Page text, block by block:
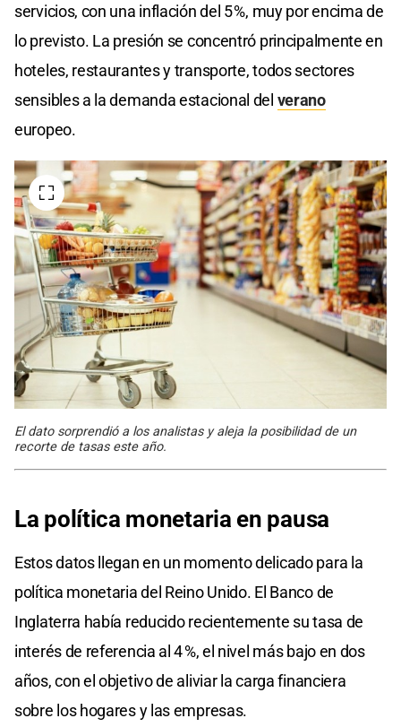
servicios, con una inflación del 5 %, muy por encima de
lo previsto. La presión se concentró principalmente en
hoteles, restaurantes y transporte, todos sectores
sensibles a la demanda estacional del verano
europeo.
El dato sorprendió a los analistas y aleja la posibilidad de un
recorte de tasas este año.
La política monetaria en pausa
Estos datos llegan en un momento delicado para la
política monetaria del Reino Unido. El Banco de
Inglaterra había reducido recientemente su tasa de
interés de referencia al 4 %, el nivel más bajo en dos
años, con el objetivo de aliviar la carga financiera
sobre los hogares y las empresas.